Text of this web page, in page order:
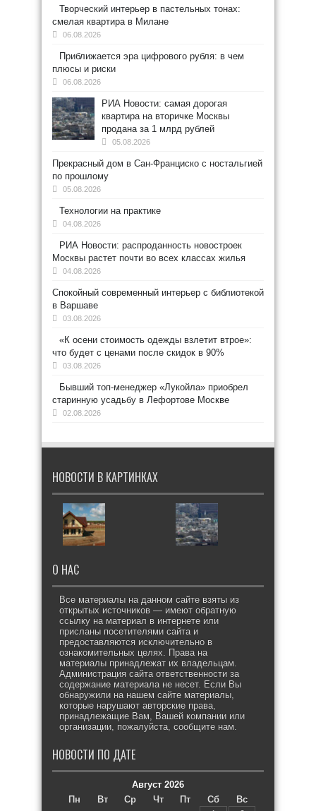
Творческий интерьер в пастельных тонах:
смелая квартира в Милане
06.08.2026
Приближается эра цифрового рубля: в чем
плюсы и риски
06.08.2026
РИА Новости: самая дорогая
квартира на вторичке Москвы
продана за 1 млрд рублей
05.08.2026
Прекрасный дом в Сан-Франциско с ностальгией
по прошлому
05.08.2026
Технологии на практике
04.08.2026
РИА Новости: распроданность новостроек
Москвы растет почти во всех классах жилья
04.08.2026
Спокойный современный интерьер с библиотекой
в Варшаве
03.08.2026
«К осени стоимость одежды взлетит втрое»:
что будет с ценами после скидок в 90%
03.08.2026
Бывший топ-менеджер «Лукойла» приобрел
старинную усадьбу в Лефортове Москве
02.08.2026
НОВОСТИ В КАРТИНКАХ
О НАС
Все материалы на данном сайте взяты из
открытых источников — имеют обратную
ссылку на материал в интернете или
присланы посетителями сайта и
предоставляются исключительно в
ознакомительных целях. Права на
материалы принадлежат их владельцам.
Администрация сайта ответственности за
содержание материала не несет. Если Вы
обнаружили на нашем сайте материалы,
которые нарушают авторские права,
принадлежащие Вам, Вашей компании или
организации, пожалуйста, сообщите нам.
НОВОСТИ ПО ДАТЕ
Август 2026
Пн
Вт Ср Чт Пт Сб
Вс